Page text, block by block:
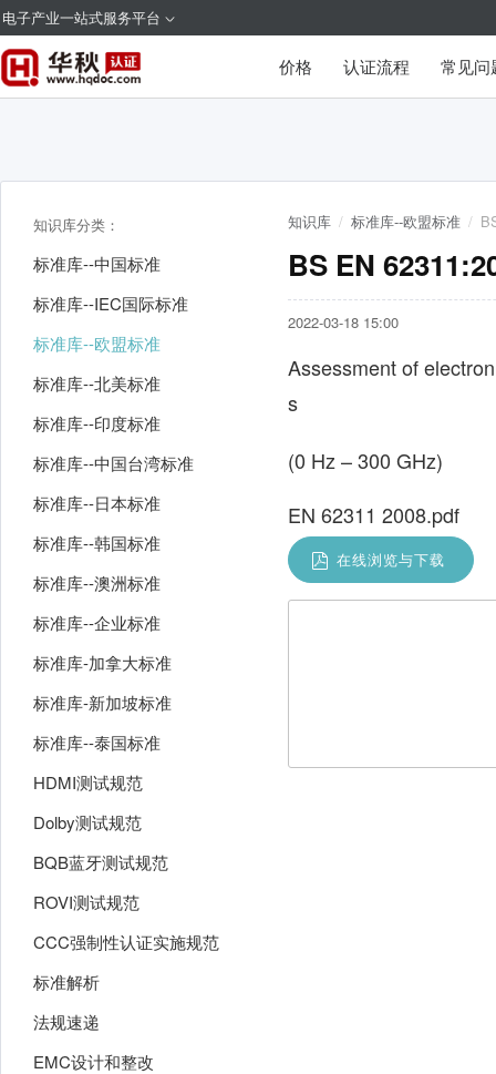
电子产业一站式服务平台
价格 认证流程 常见问
知识库分类：
标准库--中国标准
标准库--IEC国际标准
标准库--欧盟标准
标准库--北美标准
标准库--印度标准
标准库--中国台湾标准
标准库--日本标准
标准库--韩国标准
标准库--澳洲标准
标准库--企业标准
标准库-加拿大标准
标准库-新加坡标准
标准库--泰国标准
HDMI测试规范
Dolby测试规范
BQB蓝牙测试规范
ROVI测试规范
CCC强制性认证实施规范
标准解析
法规速递
EMC设计和整改
知识库 / 标准库--欧盟标准 /
BS EN
2022-03-18 15:00
Assessment of
s
(0 Hz – 300 GHz)
EN 62311 2008.pdf
在线浏览与下载